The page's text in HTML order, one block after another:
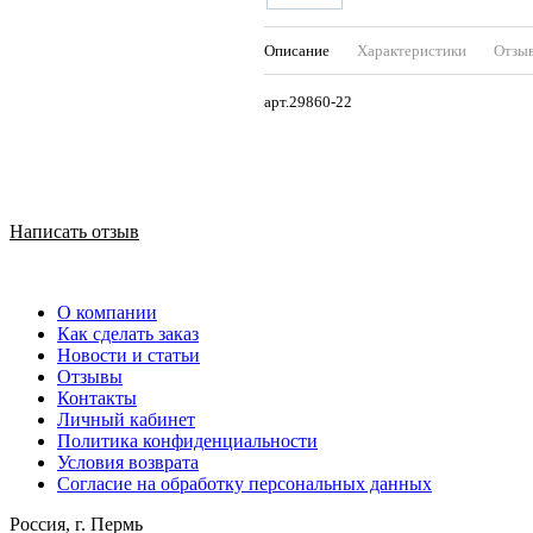
Описание Характеристики
арт.29860-22
Написать отзыв
О компании
Как сделать заказ
Новости и статьи
Отзывы
Контакты
Личный кабинет
Политика конфиденциальности
Условия возврата
Согласие на обработку персональных данных
Россия, г. Пермь